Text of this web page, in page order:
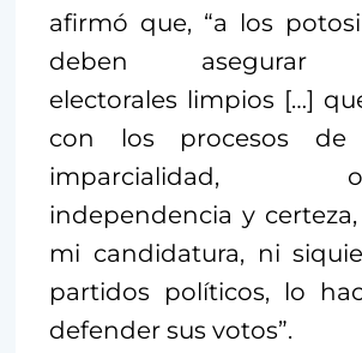
afirmó que, “a los
deben asegurar
electorales limpios […]
con los procesos de
imparcialidad,
independencia y
mi candidatura, ni
partidos políticos, lo
defender sus votos”.